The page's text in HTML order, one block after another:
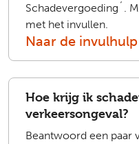
Schadevergoeding´.
met het invullen.
Naar de
Hoe krijg ik
verkeersongeval?
Beantwoord een paar